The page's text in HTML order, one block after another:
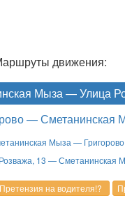
движения:
Мыза — Улица
— Сметанинская
Мыза — Григорово
13 — Сметанинская